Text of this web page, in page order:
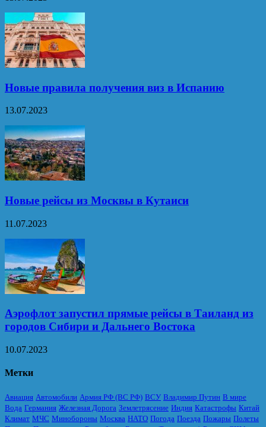
Новые правила получения виз в Испанию
13.07.2023
Новые рейсы из Москвы в Кутаиси
11.07.2023
Аэрофлот запустил прямые рейсы в Таиланд из
городов Сибири и Дальнего Востока
10.07.2023
Метки
Авиация Автомобили Армия РФ (ВС РФ) ВСУ Владимир Путин В мире
Вода Германия Железная Дорога Землетрясение Индия Катастрофы Китай
Климат МЧС Минобороны Москва НАТО Погода Поезда Пожары Полеты